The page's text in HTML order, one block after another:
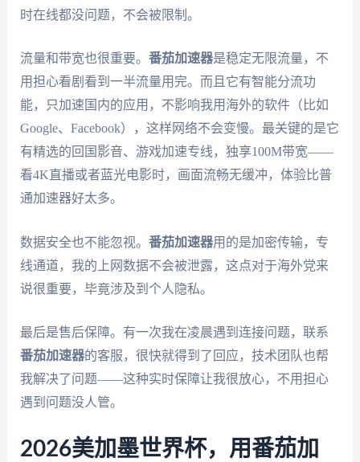
时在线都没问题，不会被限制。
流量和带宽也很重要。 番茄加速器是稳定无限流量，不
用担心看剧看到一半流量用完。而且它有智能分流功
能，只加速国内的应用，不影响我用海外的软件（比如
Google、Facebook），这样网络不会变慢。最关键的是它
有精选的回国影音、游戏加速专线，独享100M带宽——
看4K直播或者蓝光电影时，画面流畅无缓冲，体验比普
通加速器好太多。
数据安全也不能忽视。 番茄加速器用的是加密传输，专
线通道，我的上网数据不会被泄露，这点对于海外党来
说很重要，毕竟涉及到个人隐私。
最后是售后保障。有一次我在凌晨遇到连接问题，联系
番茄加速器的客服，很快就得到了回应，技术团队也帮
我解决了问题——这种实时保障让我很放心，不用担心
遇到问题没人管。
2026美加墨世界杯，用番茄加